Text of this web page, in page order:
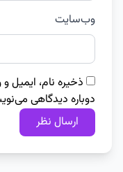
وب‌سایت
ذخیره نام، ایمیل
دوباره دیدگاهی